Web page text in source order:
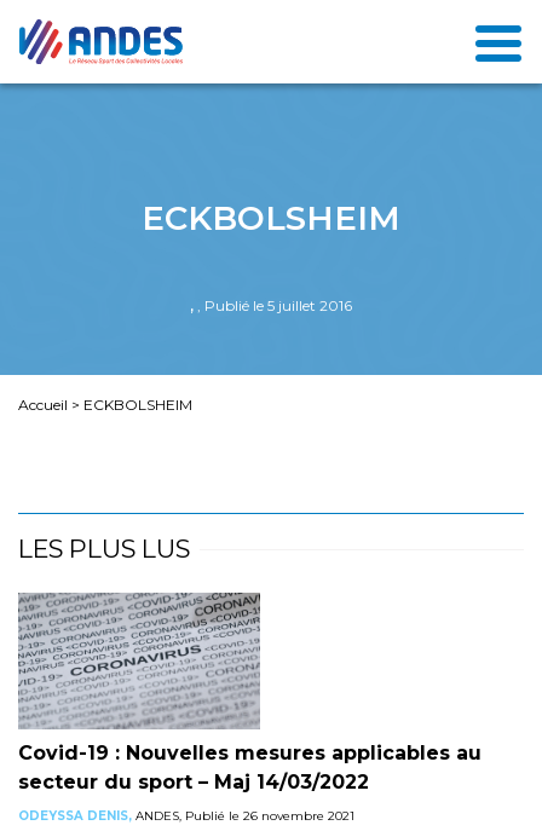
ECKBOLSHEIM
, , Publié le 5 juillet 2016
Accueil > ECKBOLSHEIM
LES PLUS LUS
Covid-19 : Nouvelles mesures applicables au
secteur du sport – Maj 14/03/2022
ODEYSSA DENIS, ANDES, Publié le 26 novembre 2021